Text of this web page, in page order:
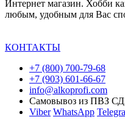
Интернет магазин. Хобби
любым, удобным для Вас
КОНТАКТЫ
+7 (800) 700-79-68
+7 (903) 601-66-67
info@alkoprofi.com
Самовывоз из ПВЗ
Viber WhatsApp